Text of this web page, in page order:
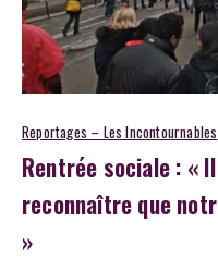
Reportages – Les Incontournables
Rentrée sociale : «
reconnaître que
»